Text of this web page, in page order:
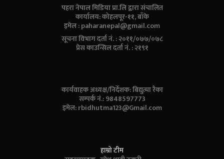
पहरा नेपाल मिडिया प्रा.लि द्वारा संचालित
कार्यालय: कोहलपूर-११, बाँके
इमेल :paharanepal@gmail.com
सूचना विभाग दर्ता नं. : २०११/०७७/०७८
प्रेस काउन्सिल दर्ता नं. : २१९१
कार्यवाहक अध्यक्ष/निर्देशक: बिद्युत्मा रैका
सम्पर्क नं.: 9848597773
इमेल:rbidhutma123@Gmail.com
हाम्रो टीम